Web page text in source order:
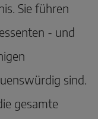
Sie führen
- und
sind.
gesamte